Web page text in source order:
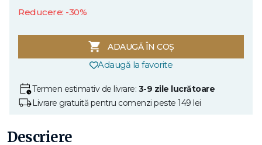
Reducere: -30%
ADAUGĂ ÎN COȘ
Adaugă la favorite
Termen estimativ de livrare: 3-9 zile lucrătoare
Livrare gratuită pentru comenzi peste 149 lei
Descriere